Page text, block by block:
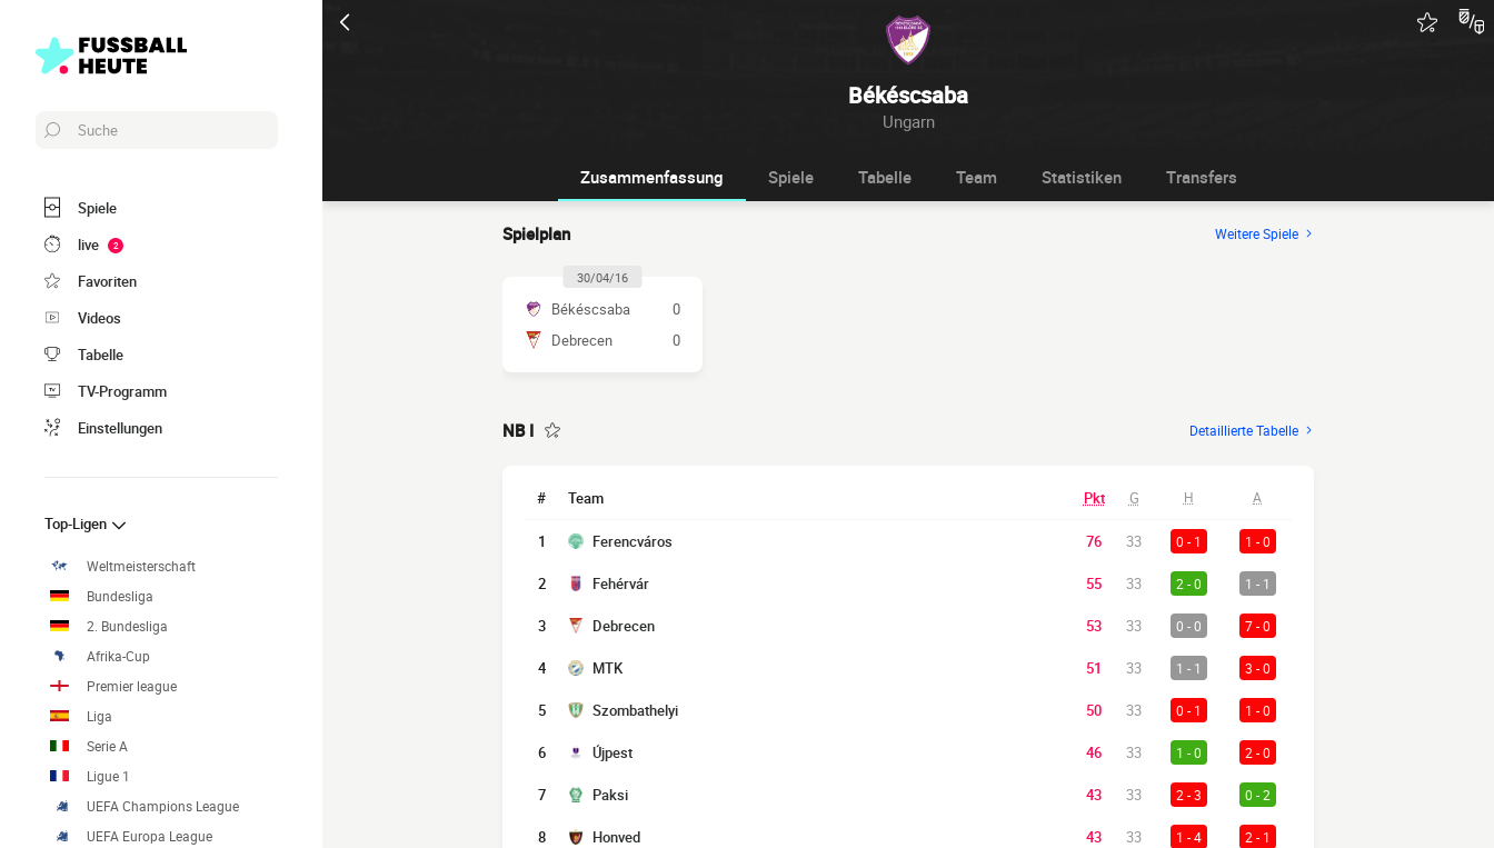
Békéscsaba
Ungarn
Suche
Spiele
live
2
Favoriten
Videos
Tabelle
TV-Programm
Einstellungen
Top-Ligen
Weltmeisterschaft
Bundesliga
2. Bundesliga
Afrika-Cup
Premier league
Liga
Serie A
Ligue 1
UEFA Champions League
UEFA Europa League
Zusammenfassung Spiele Tabelle Team Statistiken Transfers
Spielplan Weitere Spiele
30/04/16
Békéscsaba
0
Debrecen
0
NB I Detaillierte Tabelle
# Team Pkt G H A
1 Ferencváros 76 33 0 - 1 1 - 0
2 Fehérvár 55 33 2 - 0 1 - 1
3 Debrecen 53 33 0 - 0 7 - 0
4 MTK 51 33 1 - 1 3 - 0
5 Szombathelyi 50 33 0 - 1 1 - 0
6 Újpest 46 33 1 - 0 2 - 0
7 Paksi 43 33 2 - 3 0 - 2
8 Honved 43 33 1 - 4 2 - 1